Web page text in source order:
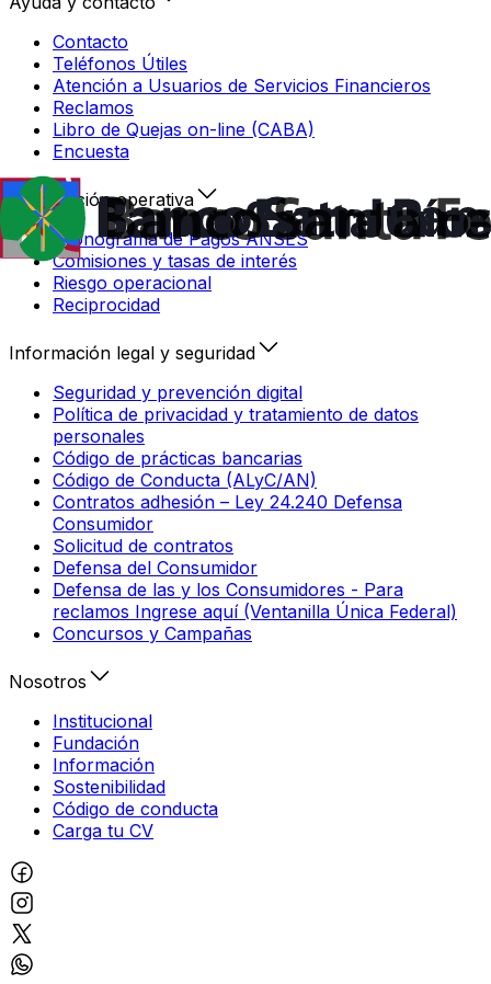
Contacto
Teléfonos Útiles
Atención a Usuarios de Servicios Financieros
Reclamos
Libro de Quejas on-line (CABA)
Encuesta
Información operativa
Cronograma de Pagos ANSES
Comisiones y tasas de interés
Riesgo operacional
Reciprocidad
Información legal y seguridad
Seguridad y prevención digital
Política de privacidad y tratamiento de datos
personales
Código de prácticas bancarias
Código de Conducta (ALyC/AN)
Contratos adhesión – Ley 24.240 Defensa
Consumidor
Solicitud de contratos
Defensa del Consumidor
Defensa de las y los Consumidores - Para
reclamos Ingrese aquí (Ventanilla Única Federal)
Concursos y Campañas
Nosotros
Institucional
Fundación
Información
Sostenibilidad
Código de conducta
Carga tu CV